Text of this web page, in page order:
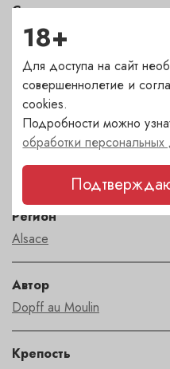
Сахар
экстра брют
Страна
Франция
Сорт
Пино Нуар
Регион
Alsace
Автор
Dopff au Moulin
Крепость
18+
Для доступа на сайт
совершеннолетие и
cookies.
Подробности можно
обработки